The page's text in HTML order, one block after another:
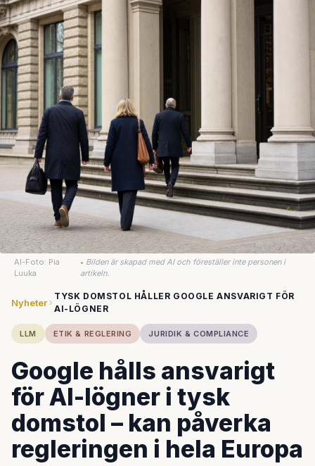
AI-Foto: Pia
Luuka
• Bilden är skapad med AI och föreställer inte personen i
artikeln.
Nyheter
TYSK DOMSTOL HÅLLER GOOGLE ANSVARIGT FÖR
AI-LÖGNER
LLM ETIK & REGLERING JURIDIK & COMPLIANCE
Google hålls ansvarigt
för AI-lögner i tysk
domstol – kan påverka
regleringen i hela Europa